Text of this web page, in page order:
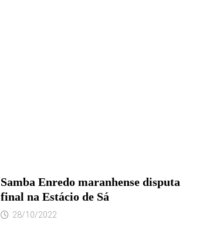
Samba Enredo maranhense disputa
final na Estácio de Sá
28/10/2022